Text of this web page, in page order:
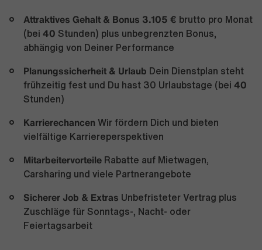
Attraktives Gehalt & Bonus 3.105 € brutto pro Monat
(bei 40 Stunden) plus unbegrenzten Bonus,
abhängig von Deiner Performance
Planungssicherheit & Urlaub Dein Dienstplan steht
frühzeitig fest und Du hast 30 Urlaubstage (bei 40
Stunden)
Karrierechancen Wir fördern Dich und bieten
vielfältige Karriereperspektiven
Mitarbeitervorteile Rabatte auf Mietwagen,
Carsharing und viele Partnerangebote
Sicherer Job & Extras Unbefristeter Vertrag plus
Zuschläge für Sonntags-, Nacht- oder
Feiertagsarbeit